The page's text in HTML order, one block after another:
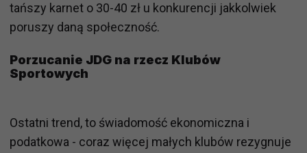
tańszy karnet o 30-40 zł u konkurencji jakkolwiek
poruszy daną społeczność.
Porzucanie JDG na rzecz Klubów
Sportowych
Ostatni trend, to świadomość ekonomiczna i
podatkowa - coraz więcej małych klubów rezygnuje